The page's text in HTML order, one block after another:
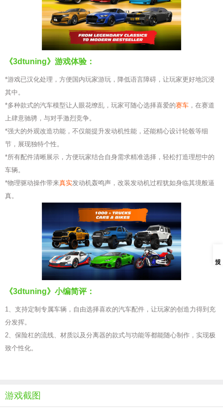
《3dtuning》游戏体验：
*游戏已汉化处理，方便国内玩家游玩，降低语言障碍，让玩家更好地沉浸
其中。
*多种款式的汽车模型让人眼花缭乱，玩家可随心选择喜爱的赛车 ，在赛道
上肆意驰骋，与对手激烈竞争。
*强大的外观改造功能，不仅能提升发动机性能，还能精心设计轮毂等细
节，展现独特个性。
*所有配件清晰展示，方便玩家结合自身需求精准选择，轻松打造理想中的
车辆。
*物理驱动操作带来真实发动机轰鸣声，改装发动机过程犹如身临其境般逼
真。
《3dtuning》小编简评：
1、支持定制专属车辆，自由选择喜欢的汽车配件，让玩家的创造力得到充
分发挥。
2、保险杠的流线、材质以及分离器的款式与功能等都能随心制作，实现极
致个性化。
游戏截图